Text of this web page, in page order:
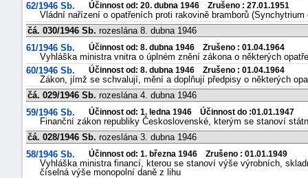
62/1946 Sb.
Účinnost od: 20. dubna 1946 Zrušeno : 27.01.1951
Vládní nařízení o opatřeních proti rakovině bramborů (Synchytrium
čá. 030/1946 Sb. rozeslána 8. dubna 1946
61/1946 Sb.
Účinnost od: 8. dubna 1946 Zrušeno : 01.04.1964
Vyhláška ministra vnitra o úplném znění zákona o některých
60/1946 Sb.
Účinnost od: 8. dubna 1946 Zrušeno : 01.04.1964
Zákon, jímž se schvalují, mění a doplňují předpisy o některých
čá. 029/1946 Sb. rozeslána 4. dubna 1946
59/1946 Sb.
Účinnost od: 1. ledna 1946 Účinnost do :01.01.1947
Finanční zákon republiky Československé, kterým se stanoví
čá. 028/1946 Sb. rozeslána 3. dubna 1946
58/1946 Sb.
Účinnost od: 1. března 1946 Zrušeno : 01.01.1949
Vyhláška ministra financí, kterou se stanoví výše výrobních,
číselná výše monopolní daně z lihu